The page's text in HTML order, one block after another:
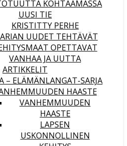
KOHTAAMASSA
UUSI TIE
KRISTITTY PERHE
UUDET TEHTÄVÄT
OPETTAVAT
VANHAA JA UUTTA
ARTIKKELIT
– ELÄMÄNLANGAT-SARJA
HAASTE
VANHEMMUUDEN
HAASTE
LAPSEN
USKONNOLLINEN